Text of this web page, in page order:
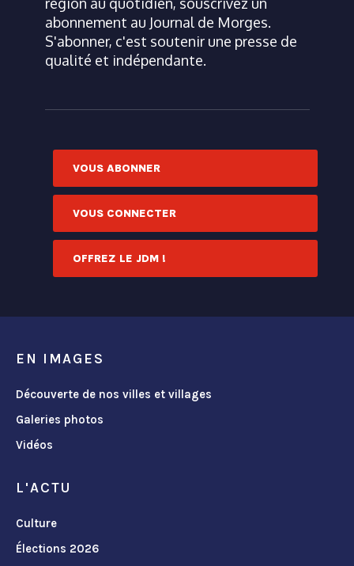
région au quotidien, souscrivez un
abonnement au Journal de Morges.
S'abonner, c'est soutenir une presse de
qualité et indépendante.
VOUS ABONNER
VOUS CONNECTER
OFFREZ LE JDM !
EN IMAGES
Découverte de nos villes et villages
Galeries photos
Vidéos
L'ACTU
Culture
Élections 2026